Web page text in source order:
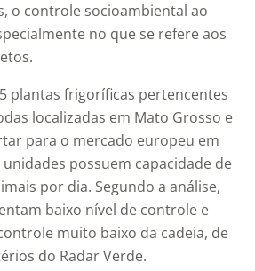
o controle socioambiental ao
no que se refere aos
plantas frigoríficas pertencentes
localizadas em Mato Grosso e
para o mercado europeu em
unidades possuem capacidade de
por dia. Segundo a análise,
baixo nível de controle e
muito baixo da cadeia, de
do Radar Verde.